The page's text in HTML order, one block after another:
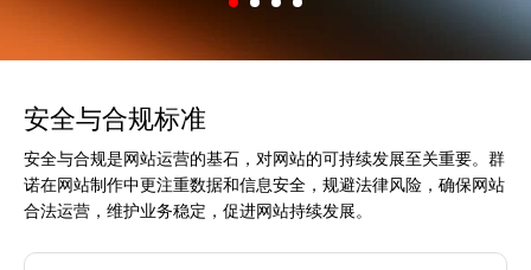
安全与合规标准
安全与合规是网站运营的基石，对网站的可持续发展至关重要。群
诺在网站制作中更注重数据和信息安全，规避法律风险，确保网站
合法运营，维护业务稳定，促进网站持续发展。